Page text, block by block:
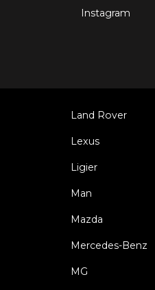
Instagram
Land Rover
Lexus
Ligier
Man
Mazda
Mercedes-Benz
MG